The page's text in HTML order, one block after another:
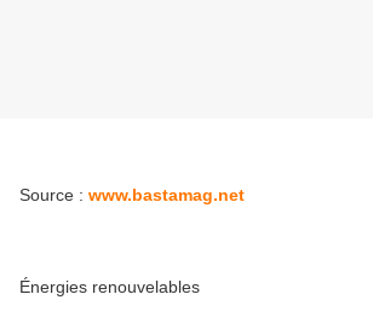
Source : www.bastamag.net
Énergies renouvelables